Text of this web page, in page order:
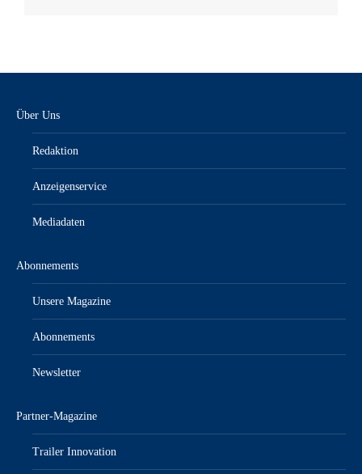
Über Uns
Redaktion
Anzeigenservice
Mediadaten
Abonnements
Unsere Magazine
Abonnements
Newsletter
Partner-Magazine
Trailer Innovation